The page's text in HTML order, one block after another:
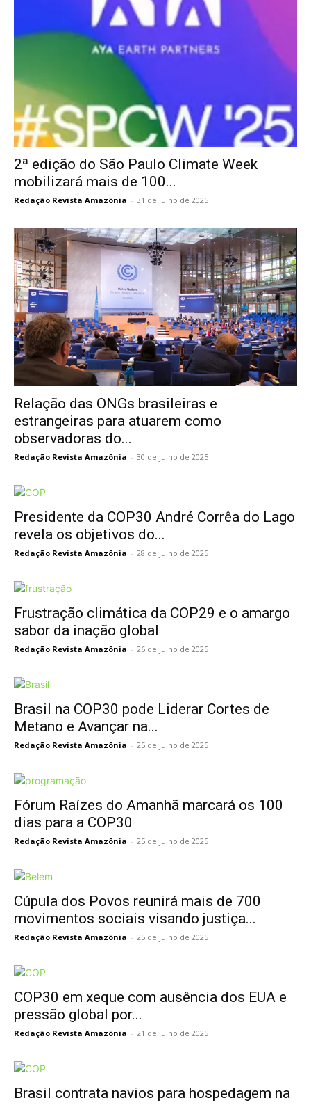
2ª edição do São Paulo Climate Week
mobilizará mais de 100...
Redação Revista Amazônia - 31 de julho de 2025
Relação das ONGs brasileiras e
estrangeiras para atuarem como
observadoras do...
Redação Revista Amazônia - 30 de julho de 2025
Presidente da COP30 André Corrêa do Lago
revela os objetivos do...
Redação Revista Amazônia - 28 de julho de 2025
Frustração climática da COP29 e o amargo
sabor da inação global
Redação Revista Amazônia - 26 de julho de 2025
Brasil na COP30 pode Liderar Cortes de
Metano e Avançar na...
Redação Revista Amazônia - 25 de julho de 2025
Fórum Raízes do Amanhã marcará os 100
dias para a COP30
Redação Revista Amazônia - 25 de julho de 2025
Cúpula dos Povos reunirá mais de 700
movimentos sociais visando justiça...
Redação Revista Amazônia - 25 de julho de 2025
COP30 em xeque com ausência dos EUA e
pressão global por...
Redação Revista Amazônia - 21 de julho de 2025
Brasil contrata navios para hospedagem na